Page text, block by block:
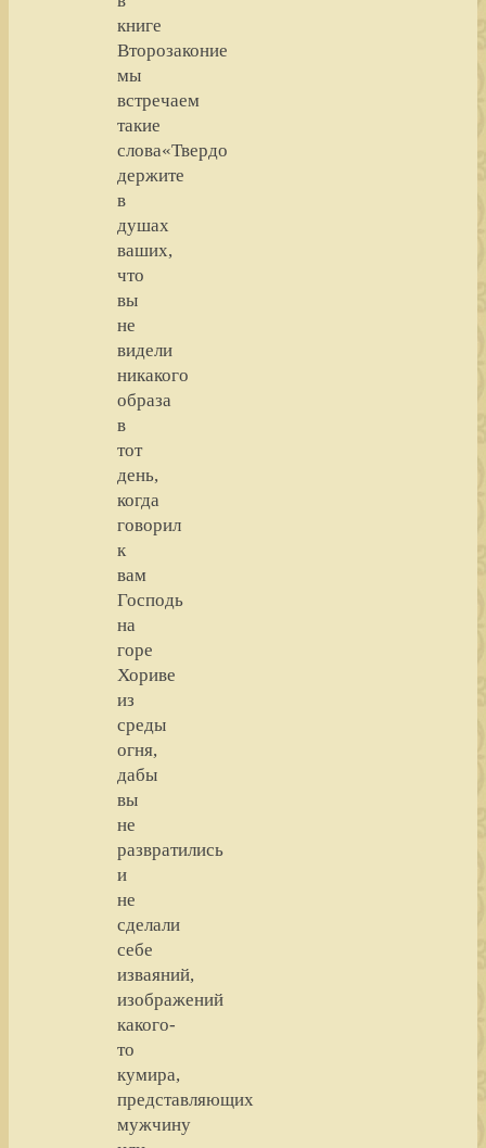
книге
Второзаконие
мы
встречаем
такие
слова«Твердо
держите
в
душах
ваших,
что
вы
не
видели
никакого
образа
в
тот
день,
когда
говорил
к
вам
Господь
на
горе
Хориве
из
среды
огня,
дабы
вы
не
развратились
и
не
сделали
себе
изваяний,
изображений
какого-
то
кумира,
представляющих
мужчину